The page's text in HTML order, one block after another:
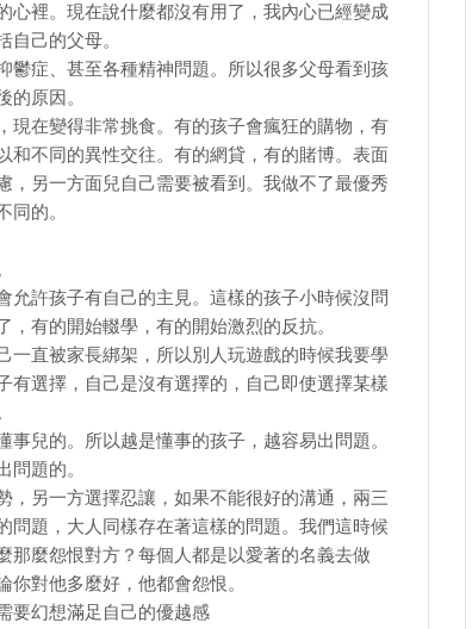
心裡。現在說什麼都沒有用了，我內心已經變成
己的父母。
鬱症、甚至各種精神問題。所以很多父母看到孩
原因。
現在變得非常挑食。有的孩子會瘋狂的購物，有
和不同的異性交往。有的網貸，有的賭博。表面
另一方面兒自己需要被看到。我做不了最優秀
的。
許孩子有自己的主見。這樣的孩子小時候沒問
有的開始輟學，有的開始激烈的反抗。
一直被家長綁架，所以別人玩遊戲的時候我要學
有選擇，自己是沒有選擇的，自己即使選擇某樣
兒的。所以越是懂事的孩子，越容易出問題。
題的。
另一方選擇忍讓，如果不能很好的溝通，兩三
題，大人同樣存在著這樣的問題。我們這時候
那麼怨恨對方？每個人都是以愛著的名義去做
對他多麼好，他都會怨恨。
要幻想滿足自己的優越感